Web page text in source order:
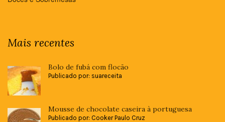
Mais recentes
Bolo de fubá com flocão
Publicado por: suareceita
Mousse de chocolate caseira à portuguesa
Publicado por: Cooker Paulo Cruz